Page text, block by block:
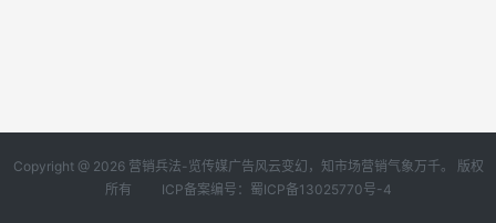
Copyright @ 2026 营销兵法-览传媒广告风云变幻，知市场营销气象万千。 版权
所有 ICP备案编号：蜀ICP备13025770号-4